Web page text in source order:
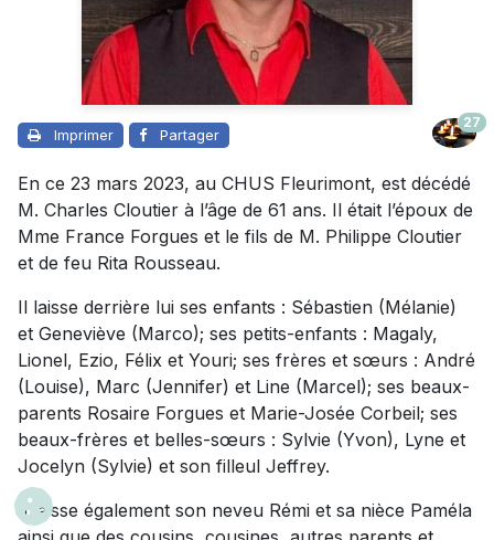
Imprimer Partager
27
En ce 23 mars 2023, au CHUS Fleurimont, est décédé
M. Charles Cloutier à l’âge de 61 ans. Il était l’époux de
Mme France Forgues et le fils de M. Philippe Cloutier
et de feu Rita Rousseau.
Il laisse derrière lui ses enfants : Sébastien (Mélanie)
et Geneviève (Marco); ses petits-enfants : Magaly,
Lionel, Ezio, Félix et Youri; ses frères et sœurs : André
(Louise), Marc (Jennifer) et Line (Marcel); ses beaux-
parents Rosaire Forgues et Marie-Josée Corbeil; ses
beaux-frères et belles-sœurs : Sylvie (Yvon), Lyne et
Jocelyn (Sylvie) et son filleul Jeffrey.
Il laisse également son neveu Rémi et sa nièce Paméla